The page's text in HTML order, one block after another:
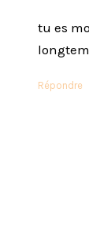
tu es
Répondre